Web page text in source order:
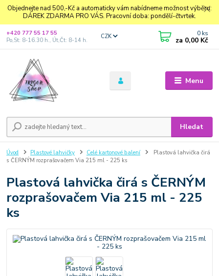
Objednejte nad 500,-Kč a automaticky vám nabídneme možnost výběru:
DÁREK ZDARMA PRO VÁS. Pracovní doba: pondělí-čtvrtek.
Menu
CZK
Hledat
+420 777 55 17 55
Po,St: 8-16.30 h., Út,Čt: 8-14 h.
0 ks
za 0,00 Kč
Úvod Plastové lahvičky Celé kartonové balení
Plastová lahvička čirá
s ČERNÝM rozprašovačem Via 215 ml - 225 ks
Plastová lahvička čirá s ČERNÝM
rozprašovačem Via 215 ml - 225
ks